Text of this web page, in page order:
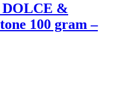
DOLCE &
100 gram –